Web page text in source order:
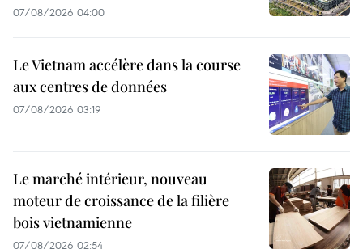
07/08/2026 04:00
Le Vietnam accélère dans la course
aux centres de données
07/08/2026 03:19
Le marché intérieur, nouveau
moteur de croissance de la filière
bois vietnamienne
07/08/2026 02:54